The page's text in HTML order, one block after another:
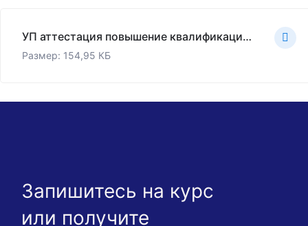
УП аттестация повышение квалификации, 72ч.pdf
Размер: 154,95 КБ
Запишитесь на курс
или получите